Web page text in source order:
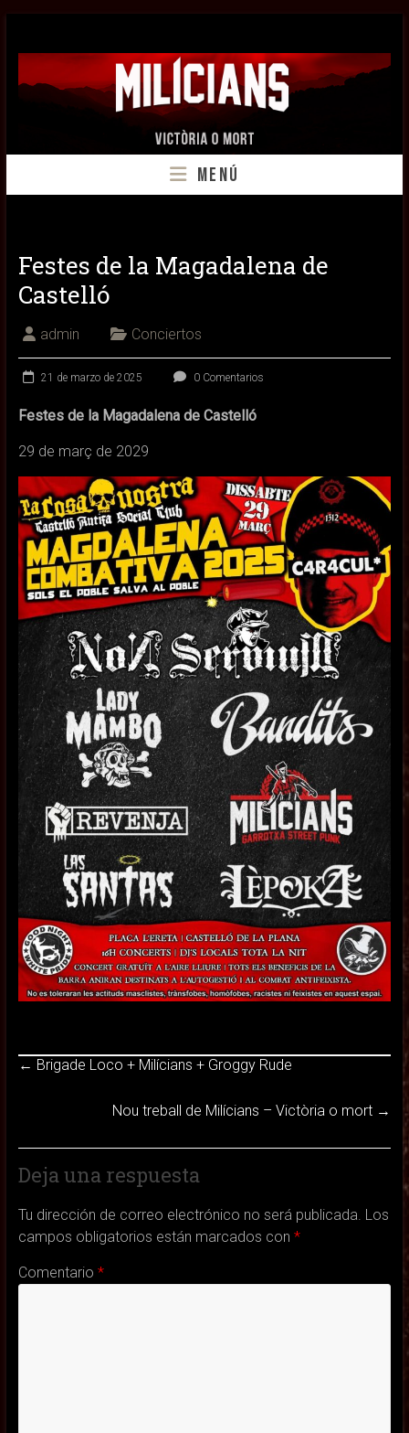
contenido
Milícians
–
Milicians
Garrotxa
Menú
Festes de la Magadalena de
Castelló
admin Conciertos
21 de marzo de 2025 0 Comentarios
Festes de la Magadalena de Castelló
29 de març de 2029
← Brigade Loco + Milícians + Groggy Rude
Nou treball de Milícians – Victòria o mort →
Deja una respuesta
Tu dirección de correo electrónico no será publicada. Los
campos obligatorios están marcados con *
Comentario *